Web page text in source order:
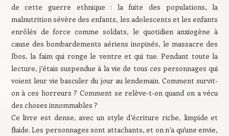
de cette guerre ethnique : la fuite des populations, la
malnutrition sévère des enfants, les adolescents et les enfants
enrôlés de force comme soldats, le quotidien anxiogène à
cause des bombardements aériens inopinés, le massacre des
Ibos, la faim qui ronge le ventre et qui tue. Pendant toute la
lecture, j’étais suspendue à la vie de tous ces personnages qui
voient leur vie basculer du jour au lendemain. Comment survit-
on à ces horreurs ? Comment se relève-t-on quand on a vécu
des choses innommables ?
Ce livre est dense, avec un style d’écriture riche, limpide et
fluide. Les personnages sont attachants, et on n’a qu’une envie,